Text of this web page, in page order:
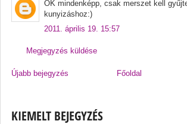
OK mindenképp, csak merszet kell
kunyizáshoz:)
2011. április 19. 15:57
Megjegyzés küldése
Újabb bejegyzés Főoldal
KIEMELT BEJEGYZÉS